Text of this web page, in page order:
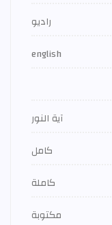
راديو
english
آية النور
كامل
كاملة
مكتوبة